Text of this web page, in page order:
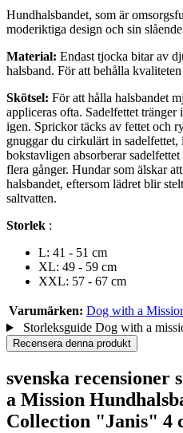
Hundhalsbandet, som är
moderiktiga design och sin
Material: Endast tjocka bitar av
halsband. För att behålla
Skötsel: För att hålla halsbandet
appliceras ofta. Sadelfettet
igen. Sprickor täcks av fettet och
gnuggar du cirkulärt in
bokstavligen absorberar
flera gånger. Hundar som älskar
halsbandet, eftersom lädret blir
saltvatten.
Storlek :
L: 41 - 51 cm
XL: 49 - 59 cm
XXL: 57 - 67 cm
Varumärken: Dog with a
Storleksguide Dog with a
Recensera denna produkt
svenska
a Mission
Collection "Janis" 4